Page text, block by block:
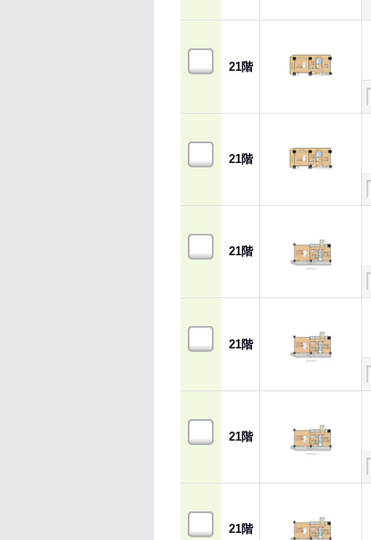
21階
21階
21階
21階
21階
21階